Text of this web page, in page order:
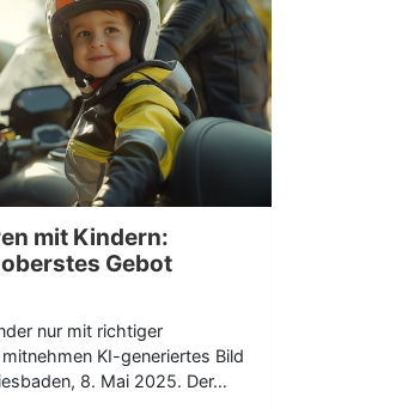
mit Kindern:
Gebot
nur mit richtiger
KI-generiertes Bild
8. Mai 2025. Der…